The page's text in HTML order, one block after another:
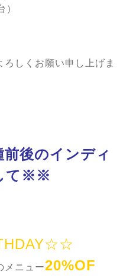
）
しくお願い申し上げま
後のインディ
て※※
メニュー20%OF